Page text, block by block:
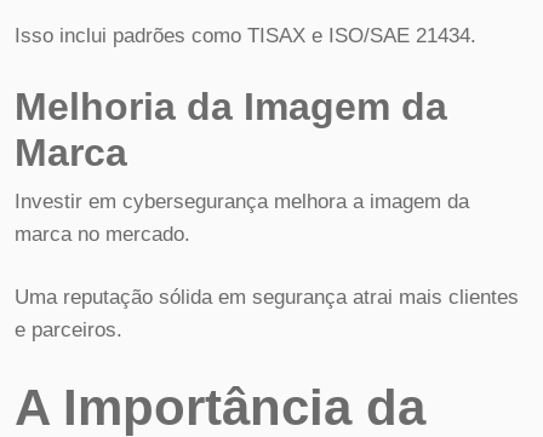
Isso inclui padrões como TISAX e ISO/SAE 21434.
Melhoria da Imagem da
Marca
Investir em cybersegurança melhora a imagem da
marca no mercado.
Uma reputação sólida em segurança atrai mais clientes
e parceiros.
A Importância da